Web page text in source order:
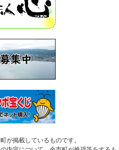
が掲載しているものです。